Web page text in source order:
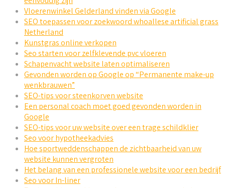
Vloerenwinkel Gelderland vinden via Google
SEO toepassen voor zoekwoord whoallese artificial grass
Netherland
Kunstgras online verkopen
Seo starten voor zelfklevende pvc vloeren
Schapenvacht website laten optimaliseren
Gevonden worden op Google op “Permanente make-up
wenkbrauwen”
SEO-tips voor steenkorven website
Een personal coach moet goed gevonden worden in
Google
SEO-tips voor uw website over een trage schildklier
Seo voor hypotheekadvies
Hoe sportweddenschappen de zichtbaarheid van uw
website kunnen vergroten
Het belang van een professionele website voor een bedrijf
Seo voor In-liner